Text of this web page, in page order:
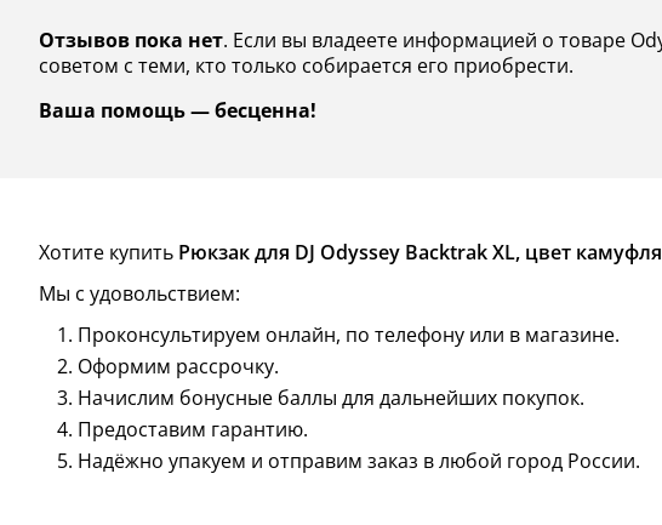
Отзывов пока нет. Если вы владеете информацией о товаре
советом с теми, кто только собирается его приобрести.
Ваша помощь — бесценна!
Хотите купить Рюкзак для DJ Odyssey Backtrak XL, цвет
Мы с удовольствием:
Проконсультируем онлайн, по телефону или в магазине.
Оформим рассрочку.
Начислим бонусные баллы для дальнейших покупок.
Предоставим гарантию.
Надёжно упакуем и отправим заказ в любой город России.